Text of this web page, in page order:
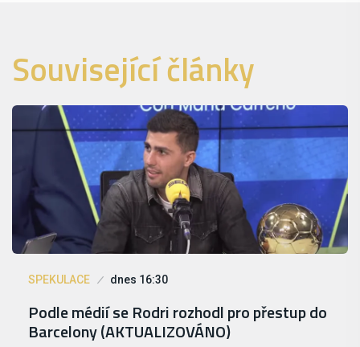
Související články
SPEKULACE dnes 16:30
Podle médií se Rodri rozhodl pro přestup do
Barcelony (AKTUALIZOVÁNO)